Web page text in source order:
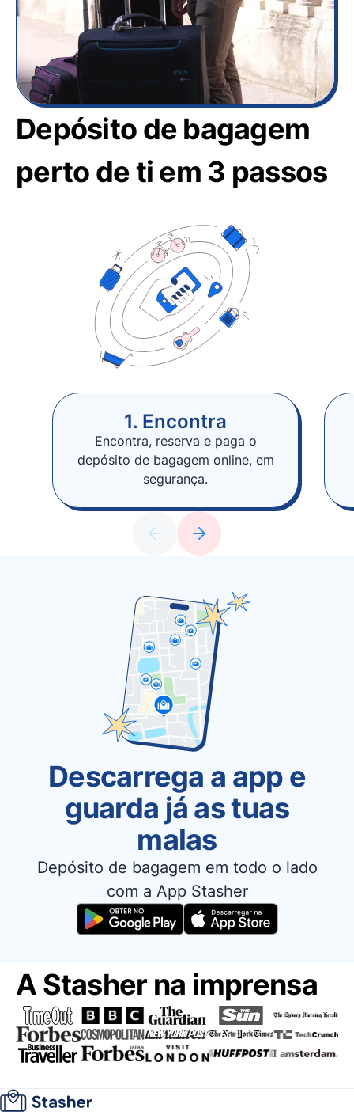
Depósito de bagagem
perto de ti em 3 passos
1. Encontra
Encontra, reserva e paga o
depósito de bagagem online, em
segurança.
Descarrega a app e
guarda já as tuas
malas
Depósito de bagagem em todo o lado
com a App Stasher
A Stasher na imprensa